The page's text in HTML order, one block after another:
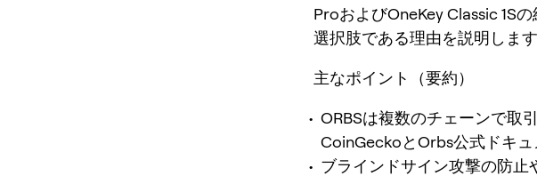
ProおよびOneKey Classic 1S
選択肢である理由を説明します
主なポイント（要約）
ORBSは複数のチェーンで取
CoinGeckoとOrbs公式ドキ
ブラインドサイン攻撃の防止